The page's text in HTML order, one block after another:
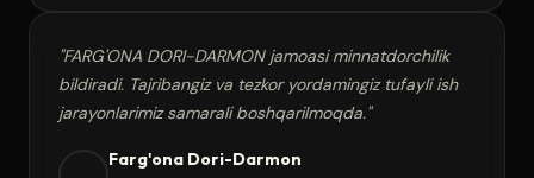
"FARG'ONA DORI-DARMON jamoasi minnatdorchilik
bildiradi. Tajribangiz va tezkor yordamingiz tufayli ish
jarayonlarimiz samarali boshqarilmoqda."
Farg'ona Dori-Darmon